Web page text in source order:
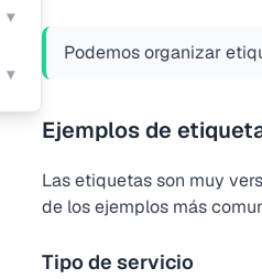
▾
▾
Podemos organizar
Ejemplos de
Las etiquetas son muy
de los ejemplos más
Tipo de servicio